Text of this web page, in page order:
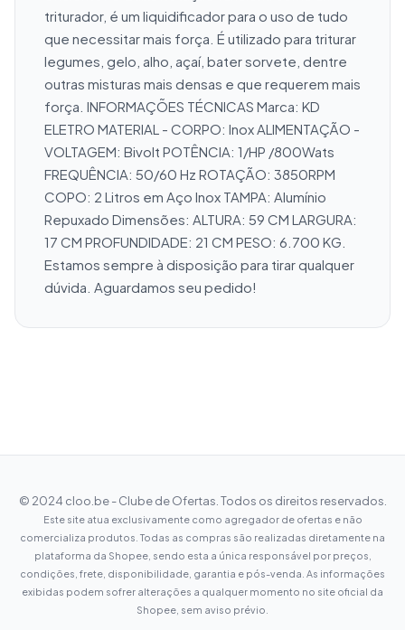
triturador, é um liquidificador para o uso de tudo
que necessitar mais força. É utilizado para triturar
legumes, gelo, alho, açaí, bater sorvete, dentre
outras misturas mais densas e que requerem mais
força. INFORMAÇÕES TÉCNICAS Marca: KD
ELETRO MATERIAL - CORPO: Inox ALIMENTAÇÃO -
VOLTAGEM: Bivolt POTÊNCIA: 1/HP /800Wats
FREQUÊNCIA: 50/60 Hz ROTAÇÃO: 3850RPM
COPO: 2 Litros em Aço Inox TAMPA: Alumínio
Repuxado Dimensões: ALTURA: 59 CM LARGURA:
17 CM PROFUNDIDADE: 21 CM PESO: 6.700 KG.
Estamos sempre à disposição para tirar qualquer
dúvida. Aguardamos seu pedido!
© 2024 cloo.be - Clube de Ofertas. Todos os direitos reservados.
Este site atua exclusivamente como agregador de ofertas e não
comercializa produtos. Todas as compras são realizadas diretamente na
plataforma da Shopee, sendo esta a única responsável por preços,
condições, frete, disponibilidade, garantia e pós-venda. As informações
exibidas podem sofrer alterações a qualquer momento no site oficial da
Shopee, sem aviso prévio.